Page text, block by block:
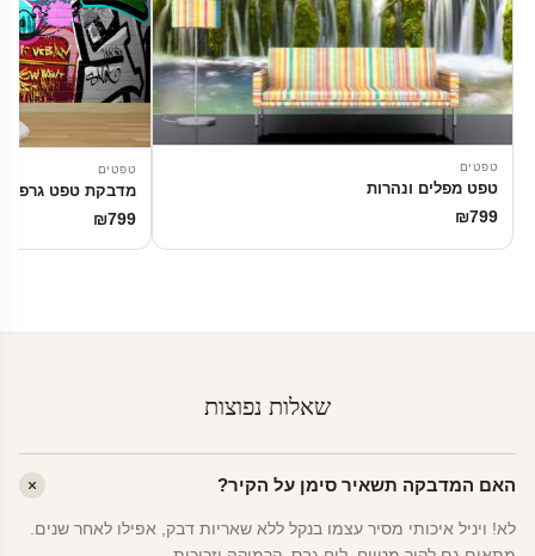
טפטים
טפט מפלים ונהרות
₪799
טפטים
מדבקת טפט גרפיטי
₪799
שאלות נפוצות
האם המדבקה תשאיר סימן על הקיר?
לא! ויניל איכותי מסיר עצמו בנקל ללא שאריות דבק, אפילו לאחר שנים.